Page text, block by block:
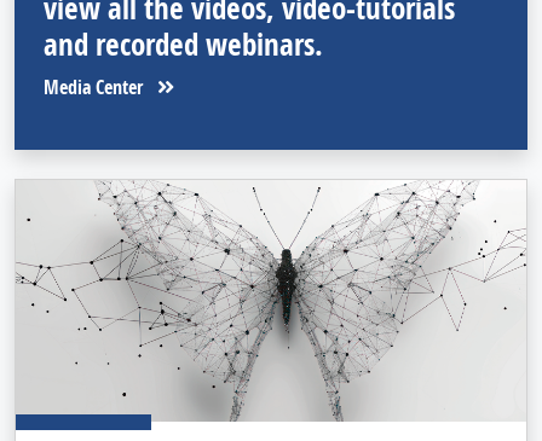
and recorded webinars.
Media Center